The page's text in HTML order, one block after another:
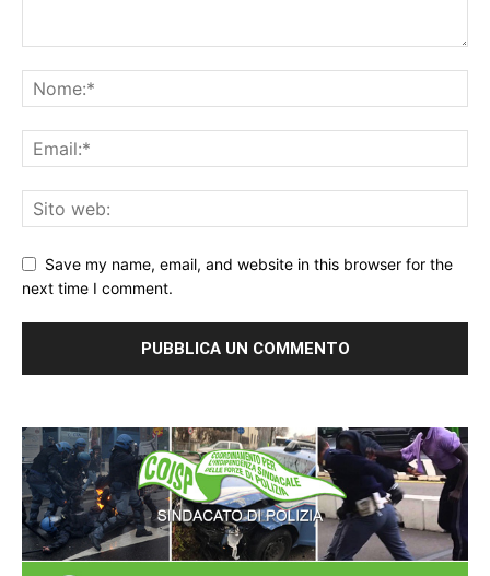
Save my name, email, and website in this browser for the
next time I comment.